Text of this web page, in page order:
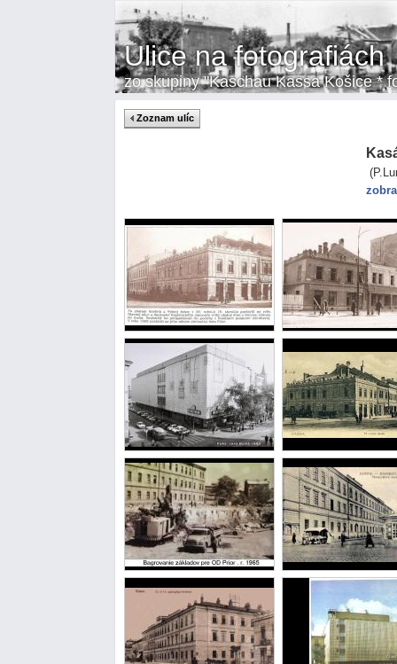
Ulice na fotografiách
zo skupiny "Kaschau Kassa Košice *
Zoznam ulíc